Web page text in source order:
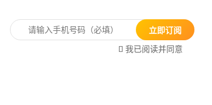
立即订阅
 我已阅读并同意